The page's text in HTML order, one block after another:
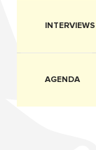
AGENDA